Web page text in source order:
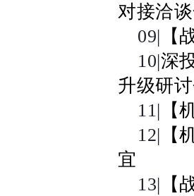
对接洽
09| 【
10|深
升级研
11| 【
12| 【
宜
13| 【